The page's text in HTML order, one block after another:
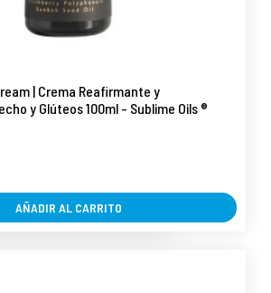
| Crema Reafirmante y
y Glúteos 100ml - Sublime Oils ®
AÑADIR AL CARRITO